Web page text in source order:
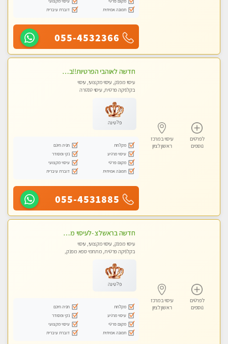
תמונה אמיתית
דוברת עיברית
055-4532366
לפרטים
נוספים
עיסוי במרכז
ראשון לציון
חדשה לאוהבי הפרטיות!!בראשון לציון! מעסה vip מפנקת בקליניקה פרטית לחלוטין!!! לבד! לרציניים בלבד! מומלץ!
עיסוי מפנק, עיסוי מקצועי, עיסוי
בקלניקה פרטית, עיסוי טנטרה
פלטינה
מקלחת
חניה חינם
עיסוי מרגיע
נקי ומסודר
מקום פרטי
עיסוי מקצועי
תמונה אמיתית
דוברת עיברית
055-4531885
לפרטים
נוספים
עיסוי במרכז
ראשון לציון
חדשה בראשלצ -לעיסוי מקצועי ואיכותי מומלץ מאוד!! ממתינה לך מעסה פרטית-ללא מין !!
עיסוי מפנק, עיסוי מקצועי, עיסוי
בקלניקה פרטית, מתחמי ספא מפנק,
פלטינה
מקלחת
חניה חינם
עיסוי מרגיע
נקי ומסודר
מקום פרטי
עיסוי מקצועי
תמונה אמיתית
דוברת עיברית